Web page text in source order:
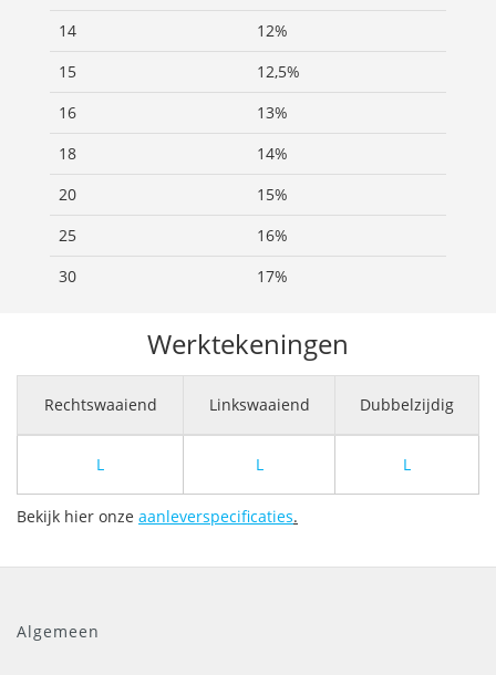
14
12%
15
12,5%
16
13%
18
14%
20
15%
25
16%
30
17%
Werktekeningen
Rechtswaaiend Linkswaaiend Dubbelzijdig
L L L
Bekijk hier onze aanleverspecificaties.
Algemeen